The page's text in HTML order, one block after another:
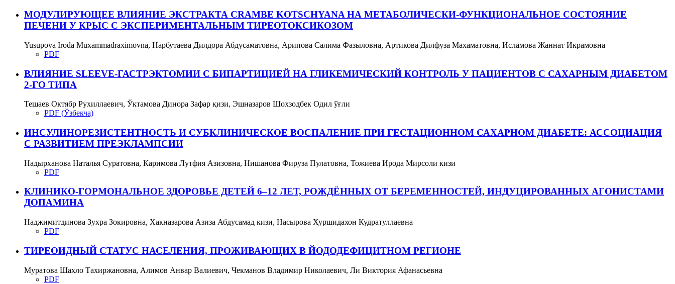
МОДУЛИРУЮЩЕЕ ВЛИЯНИЕ ЭКСТРАКТА CRAMBE KOTSCHYANA НА МЕТАБОЛИЧЕСКИ-ФУНКЦИОНАЛЬНОЕ СОСТОЯНИЕ
ПЕЧЕНИ У КРЫС С ЭКСПЕРИМЕНТАЛЬНЫМ ТИРЕОТОКСИКОЗОМ
Yusupova Iroda Muxammadraximovna, Нарбутаева Дилдора Абдусаматовна, Арипова Салима Фазыловна, Артикова Дилфуза Махаматовна, Исламова Жаннат Икрамовна
PDF
ВЛИЯНИЕ SLEEVE-ГАСТРЭКТОМИИ С БИПАРТИЦИЕЙ НА ГЛИКЕМИЧЕСКИЙ КОНТРОЛЬ У ПАЦИЕНТОВ С САХАРНЫМ ДИАБЕТОМ
2-ГО ТИПА
Тешаев Октябр Рухиллаевич, Ўктамова Динора Зафар қизи, Эшназаров Шохзодбек Одил ўғли
PDF (Ўзбекча)
ИНСУЛИНОРЕЗИСТЕНТНОСТЬ И СУБКЛИНИЧЕСКОЕ ВОСПАЛЕНИЕ ПРИ ГЕСТАЦИОННОМ САХАРНОМ ДИАБЕТЕ: АССОЦИАЦИЯ
С РАЗВИТИЕМ ПРЕЭКЛАМПСИИ
Надырханова Наталья Суратовна, Каримова Лутфия Азизовна, Нишанова Фируза Пулатовна, Тожиева Ирода Мирсоли кизи
PDF
КЛИНИКО-ГОРМОНАЛЬНОЕ ЗДОРОВЬЕ ДЕТЕЙ 6–12 ЛЕТ, РОЖДЁННЫХ ОТ БЕРЕМЕННОСТЕЙ, ИНДУЦИРОВАННЫХ АГОНИСТАМИ
ДОПАМИНА
Наджимитдинова Зухра Зокировна, Хакназарова Азиза Абдусамад кизи, Насырова Хуршидахон Кудратуллаевна
PDF
ТИРЕОИДНЫЙ СТАТУС НАСЕЛЕНИЯ, ПРОЖИВАЮЩИХ В ЙОДОДЕФИЦИТНОМ РЕГИОНЕ
Муратова Шахло Тахиржановна, Алимов Анвар Валиевич, Чекманов Владимир Николаевич, Ли Виктория Афанасьевна
PDF